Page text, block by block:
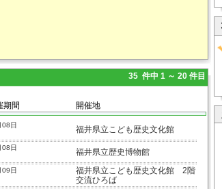
35 件中 1 ～ 20 件目
期間 開催地
08日 福井県立こども歴史文化館
08日 福井県立歴史博物館
09日
福井県立こども歴史文化館 2階
交流ひろば